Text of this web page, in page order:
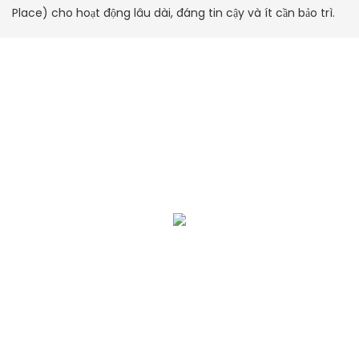
Place) cho hoạt động lâu dài, đáng tin cậy và ít cần bảo trì.